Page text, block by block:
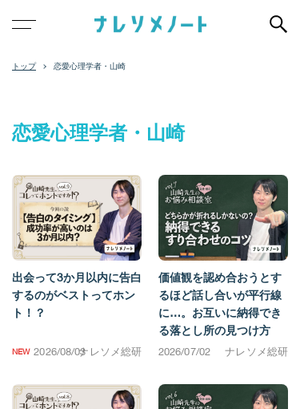
恋愛心理学者・山崎
恋愛心理学者・山崎
出会って3か月以内に告白
するのがベストってホン
ト！？
2026/08/03ナレソメ総研
価値観を認め合おうとす
るほど話し合いが平行線
に…。お互いに納得でき
る落とし所の見つけ方
2026/07/02 ナレソメ総研